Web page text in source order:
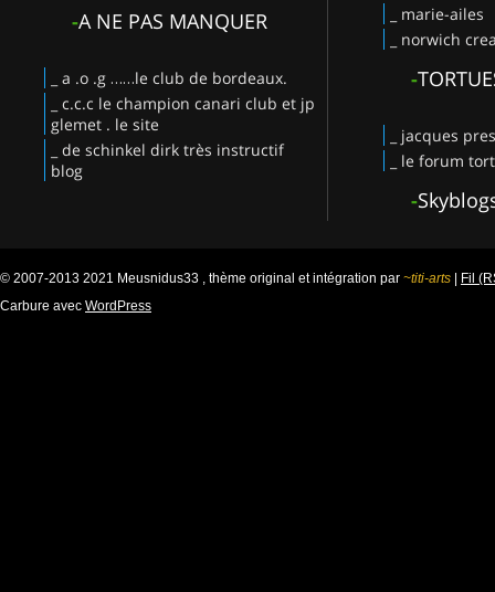
-A NE PAS MANQUER
_ a .o .g ……le club de bordeaux.
_ c.c.c le champion canari club et jp
glemet . le site
_ de schinkel dirk très instructif
blog
_ marie-ailes
_ norwich
-
_ jacques
_ le forum
-
© 2007-2013 2021 Meusnidus33 , thème original et intégration par ~titi-arts | Fil
Carbure avec WordPress